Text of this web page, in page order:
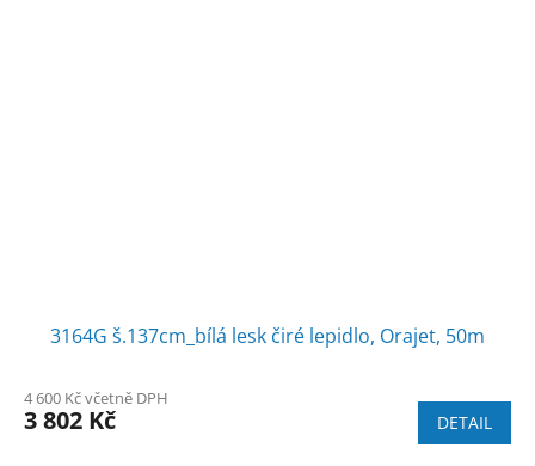
3164G š.137cm_bílá lesk čiré lepidlo, Orajet, 50m
4 600 Kč včetně DPH
3 802 Kč DETAIL